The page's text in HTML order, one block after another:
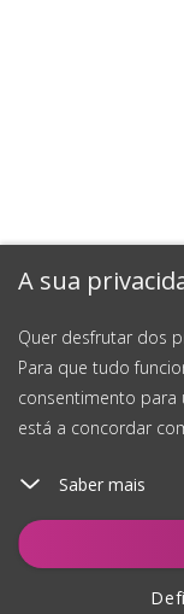
A sua
Quer desfrutar dos
Para que tudo
consentimento para
está a concordar
Saber mais